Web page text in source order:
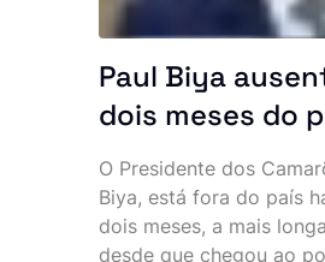
Paul Biya
dois meses do
Presidente
do mundo
da cena pública
O Presidente dos
Biya, está fora do país
dois meses, a mais
desde que chegou ao